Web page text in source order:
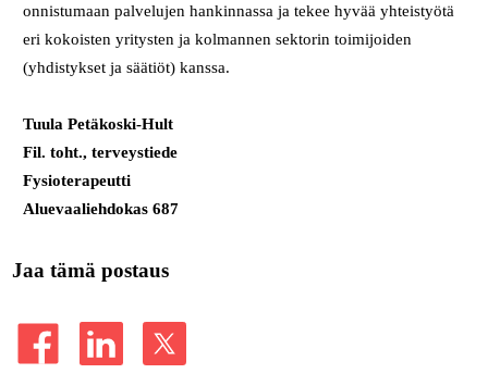
onnistumaan palvelujen hankinnassa ja tekee hyvää yhteistyötä
eri kokoisten yritysten ja kolmannen sektorin toimijoiden
(yhdistykset ja säätiöt) kanssa.
Tuula Petäkoski-Hult
Fil. toht., terveystiede
Fysioterapeutti
Aluevaaliehdokas 687
Jaa tämä postaus